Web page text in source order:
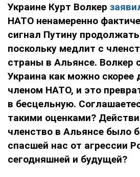
Украине Курт Волкер
НАТО ненамеренно
сигнал Путину
поскольку медлит с
страны в Альянсе. Волкер
Украина как можно скорее
членом НАТО, и это
в бесцельную.
такими оценками?
членство в Альянсе было
спасшей нас от агрессии
сегодняшней и будущей?